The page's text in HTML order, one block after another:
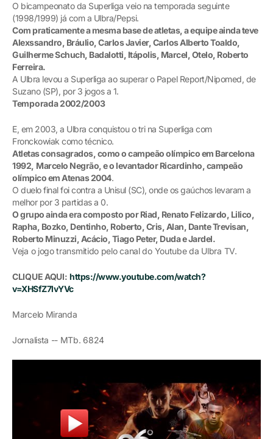
O bicampeonato da Superliga veio na temporada seguinte
(1998/1999) já com a Ulbra/Pepsi.
Com praticamente a mesma base de atletas, a equipe ainda teve
Alexssandro, Bráulio, Carlos Javier, Carlos Alberto Toaldo,
Guilherme Schuch, Badalotti, Itápolis, Marcel, Otelo, Roberto
Ferreira.
A Ulbra levou a Superliga ao superar o Papel Report/Nipomed, de
Suzano (SP), por 3 jogos a 1.
Temporada 2002/2003
E, em 2003, a Ulbra conquistou o tri na Superliga com
Fronckowiak como técnico.
Atletas consagrados, como o campeão olímpico em Barcelona
1992, Marcelo Negrão, e o levantador Ricardinho, campeão
olímpico em Atenas 2004.
O duelo final foi contra a Unisul (SC), onde os gaúchos levaram a
melhor por 3 partidas a 0.
O grupo ainda era composto por Riad, Renato Felizardo, Lilico,
Rapha, Bozko, Dentinho, Roberto, Cris, Alan, Dante Trevisan,
Roberto Minuzzi, Acácio, Tiago Peter, Duda e Jardel.
Veja o jogo transmitido pelo canal do Youtube da Ulbra TV.
CLIQUE AQUI: https://www.youtube.com/watch?
v=XHSfZ7lvYVc
Marcelo Miranda
Jornalista -- MTb. 6824